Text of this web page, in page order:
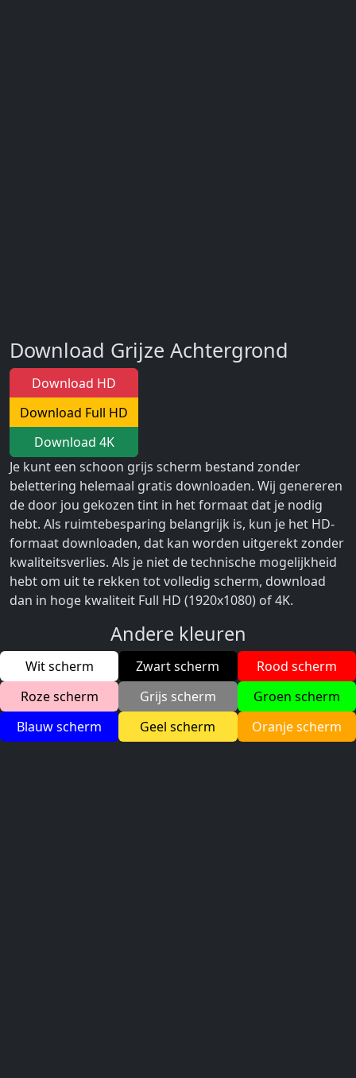
Download Grijze Achtergrond
Download HD
Download Full HD
Download 4K
Je kunt een schoon grijs scherm bestand zonder
belettering helemaal gratis downloaden. Wij genereren
de door jou gekozen tint in het formaat dat je nodig
hebt. Als ruimtebesparing belangrijk is, kun je het HD-
formaat downloaden, dat kan worden uitgerekt zonder
kwaliteitsverlies. Als je niet de technische mogelijkheid
hebt om uit te rekken tot volledig scherm, download
dan in hoge kwaliteit Full HD (1920x1080) of 4K.
Andere kleuren
Wit scherm Zwart scherm
Rood scherm
Roze scherm
Grijs scherm
Groen scherm
Blauw scherm
Geel scherm Oranje scherm